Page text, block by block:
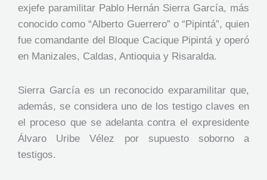
exjefe paramilitar Pablo Hernán Sierra García, más
conocido como “Alberto Guerrero” o “Pipintá”, quien
fue comandante del Bloque Cacique Pipintá y operó
en Manizales, Caldas, Antioquia y Risaralda.
Sierra García es un reconocido exparamilitar que,
además, se considera uno de los testigo claves en
el proceso que se adelanta contra el expresidente
Álvaro Uribe Vélez por supuesto soborno a
testigos.